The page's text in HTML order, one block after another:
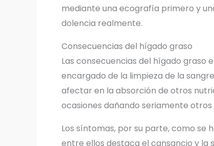
mediante una ecografía primero y
dolencia realmente.
Consecuencias del hígado graso
Las consecuencias del hígado graso
encargado de la limpieza de la
afectar en la absorción de otros
ocasiones dañando seriamente otros
Los síntomas, por su parte, como se
entre ellos destaca el cansancio y la